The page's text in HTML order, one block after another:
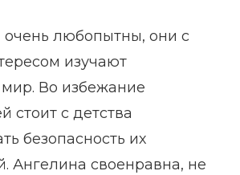
очень любопытны, они с
изучают
Во избежание
стоит с детства
безопасность их
Ангелина своенравна, не